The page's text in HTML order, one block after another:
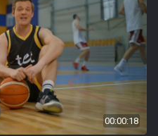
00:00:18